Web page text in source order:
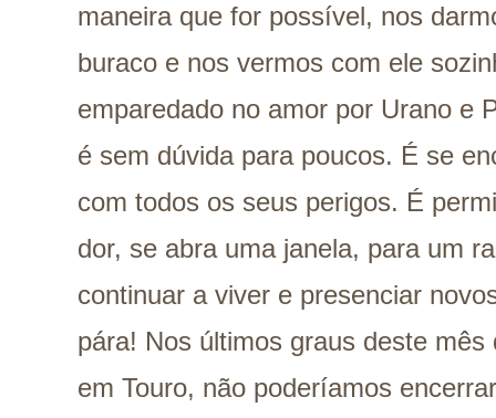
maneira que for possível, nos
buraco e nos vermos com ele
emparedado no amor por Urano e
é sem dúvida para poucos. É se
com todos os seus perigos. É
dor, se abra uma janela, para um
continuar a viver e presenciar
pára! Nos últimos graus deste
em Touro, não poderíamos